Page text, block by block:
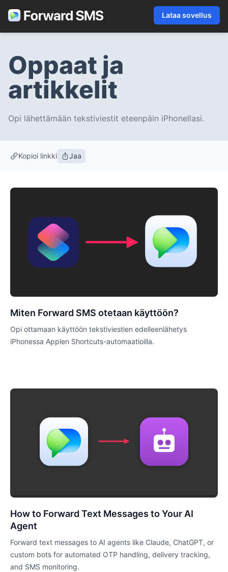
Lataa sovellus
Oppaat ja
artikkelit
Opi lähettämään tekstiviestit eteenpäin iPhonellasi.
Kopioi linkki Jaa
Miten Forward SMS otetaan käyttöön?
Opi ottamaan käyttöön tekstiviestien edelleenlähetys
iPhonessa Applen Shortcuts-automaatioilla.
How to Forward Text Messages to Your AI
Agent
Forward text messages to AI agents like Claude, ChatGPT, or
custom bots for automated OTP handling, delivery tracking,
and SMS monitoring.